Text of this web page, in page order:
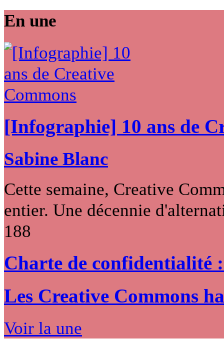
En une
[Infographie] 10 ans de
Sabine Blanc
Cette semaine, Creative
entier. Une décennie
188
Charte de confidentialité
Les Creative Commons
Voir la une